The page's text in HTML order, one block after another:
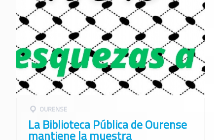
OURENSE
La Biblioteca Pública de Ourense
mantiene la muestra